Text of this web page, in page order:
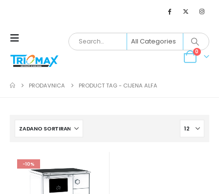
0
PRODAVNICA PRODUCT TAG - CIJENA ALFA
-10%